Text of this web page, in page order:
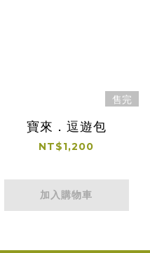
售完
寶來．逗遊包
NT$1,200
加入購物車